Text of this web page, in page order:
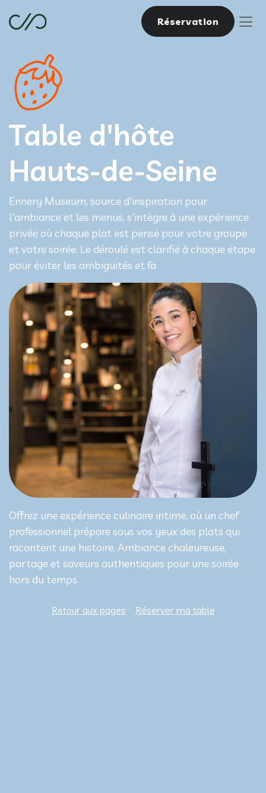
Réservation
Table d'hôte
Hauts-de-Seine
Ennery Museum, source d'inspiration pour
l'ambiance et les menus, s'intègre à une expérience
privée où chaque plat est pensé pour votre groupe
et votre soirée. Le déroulé est clarifié à chaque étape
pour éviter les ambiguïtés et fa
Offrez une expérience culinaire intime, où un chef
professionnel prépare sous vos yeux des plats qui
racontent une histoire. Ambiance chaleureuse,
partage et saveurs authentiques pour une soirée
hors du temps.
Retour aux pages Réserver ma table